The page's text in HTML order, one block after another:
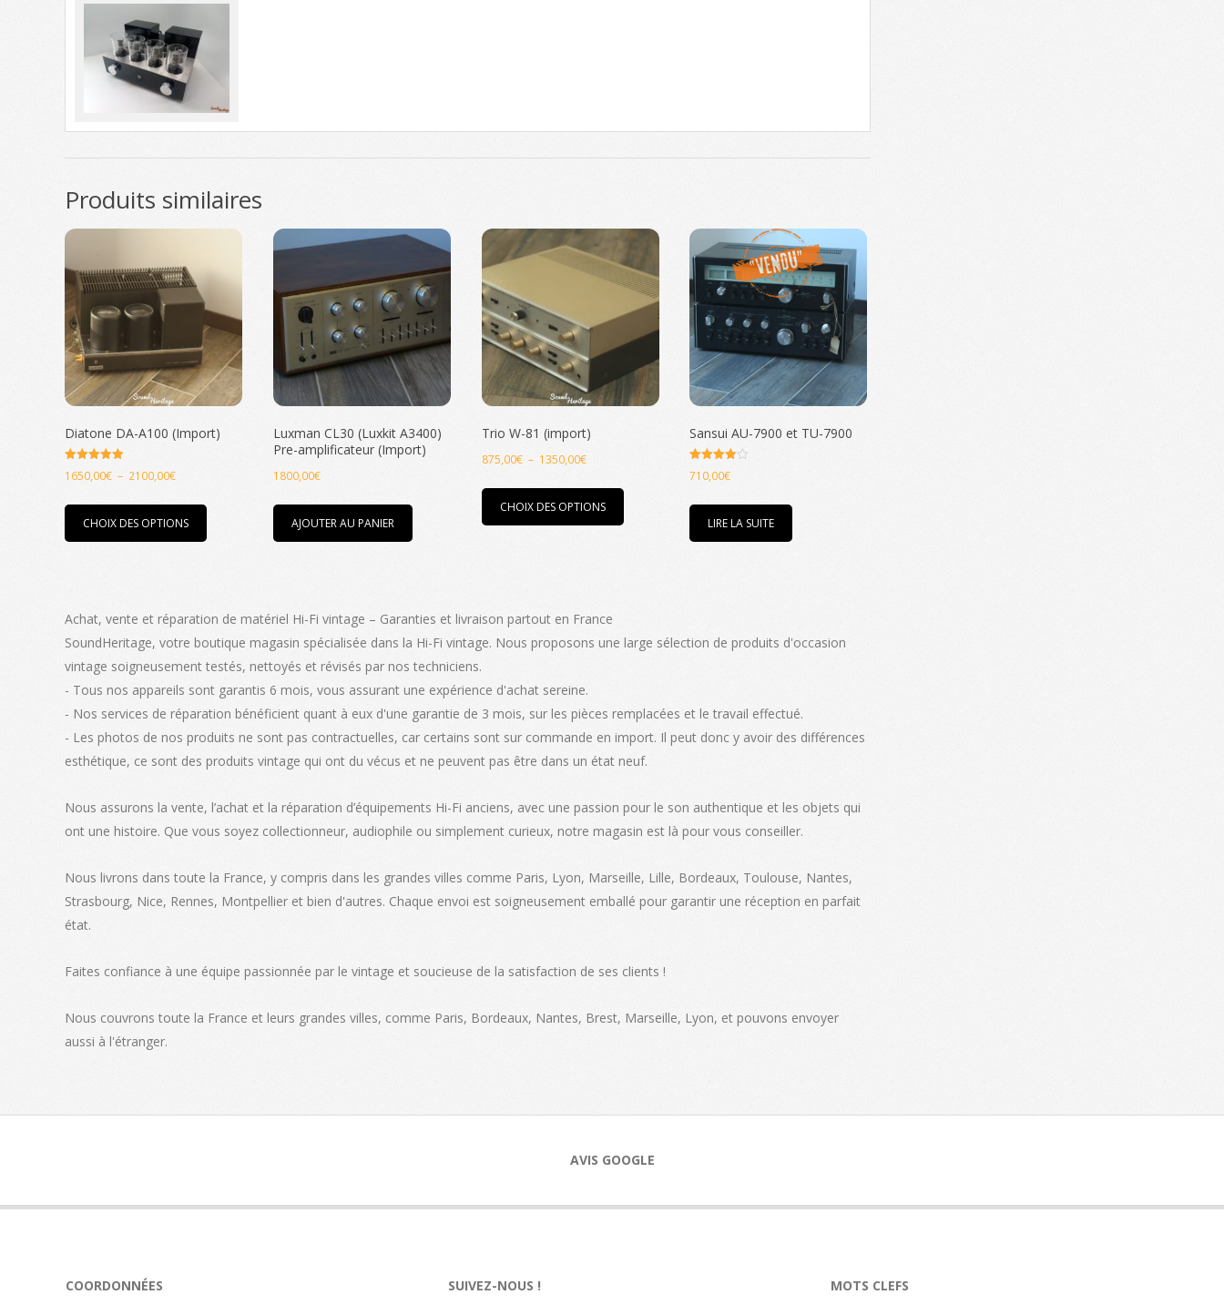
Produits similaires
Diatone DA-A100 (Import)
Note
5.00
1650,00€ – 2100,00€Plage
prix :
1650,00€
CHOIX DES OPTIONS
Ce
Les
options
peuvent
être
choisies
sur
la
du
produit
Luxman CL30 (Luxkit A3400)
Pre-amplificateur (Import)
1800,00€
AJOUTER AU PANIER
Trio W-81 (import)
875,00€ – 1350,00€Plage
prix :
875,00€
CHOIX DES OPTIONS
Ce
peuvent
sur
la
page
produit
Sansui AU-7900 et TU-7900
Note
4.00
710,00€
LIRE LA SUITE
Achat, vente et réparation de matériel Hi-Fi vintage – Garanties et livraison partout en France
SoundHeritage, votre boutique magasin spécialisée dans la Hi-Fi vintage. Nous proposons une large sélection de produits d'occasion
vintage soigneusement testés, nettoyés et révisés par nos techniciens.
- Tous nos appareils sont garantis 6 mois, vous assurant une expérience d'achat sereine.
- Nos services de réparation bénéficient quant à eux d'une garantie de 3 mois, sur les pièces remplacées et le travail effectué.
- Les photos de nos produits ne sont pas contractuelles, car certains sont sur commande en import. Il peut donc y avoir des différences
esthétique, ce sont des produits vintage qui ont du vécus et ne peuvent pas être dans un état neuf.
Nous assurons la vente, l’achat et la réparation d’équipements Hi-Fi anciens, avec une passion pour le son authentique et les objets qui
ont une histoire. Que vous soyez collectionneur, audiophile ou simplement curieux, notre magasin est là pour vous conseiller.
Nous livrons dans toute la France, y compris dans les grandes villes comme Paris, Lyon, Marseille, Lille, Bordeaux, Toulouse, Nantes,
Strasbourg, Nice, Rennes, Montpellier et bien d'autres. Chaque envoi est soigneusement emballé pour garantir une réception en parfait
état.
Faites confiance à une équipe passionnée par le vintage et soucieuse de la satisfaction de ses clients !
Nous couvrons toute la France et leurs grandes villes, comme Paris, Bordeaux, Nantes, Brest, Marseille, Lyon, et pouvons envoyer
aussi à l'étranger.
AVIS GOOGLE
COORDONNÉES SUIVEZ-NOUS ! MOTS CLEFS